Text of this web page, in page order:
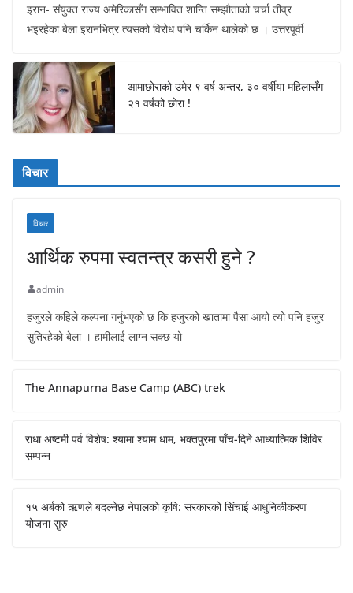
इरान- संयुक्त राज्य अमेरिकासँग सम्भावित शान्ति सम्झौताको चर्चा तीव्र
भइरहेका बेला इरानभित्र त्यसको विरोध पनि चर्किन थालेको छ । उत्तरपूर्वी
आमाछोराको उमेर ९ वर्ष अन्तर, ३० वर्षीया महिलासँग
२१ वर्षको छोरा !
विचार
विचार
आर्थिक रुपमा स्वतन्त्र कसरी हुने ?
admin
हजुरले कहिले कल्पना गर्नुभएको छ कि हजुरको खातामा पैसा आयो त्यो पनि हजुर
सुतिरहेको बेला । हामीलाई लाग्न सक्छ यो
The Annapurna Base Camp (ABC) trek
राधा अष्टमी पर्व विशेष: श्यामा श्याम धाम, भक्तपुरमा पाँच-दिने आध्यात्मिक शिविर
सम्पन्न
१५ अर्बको ऋणले बदल्नेछ नेपालको कृषि: सरकारको सिंचाई आधुनिकीकरण
योजना सुरु